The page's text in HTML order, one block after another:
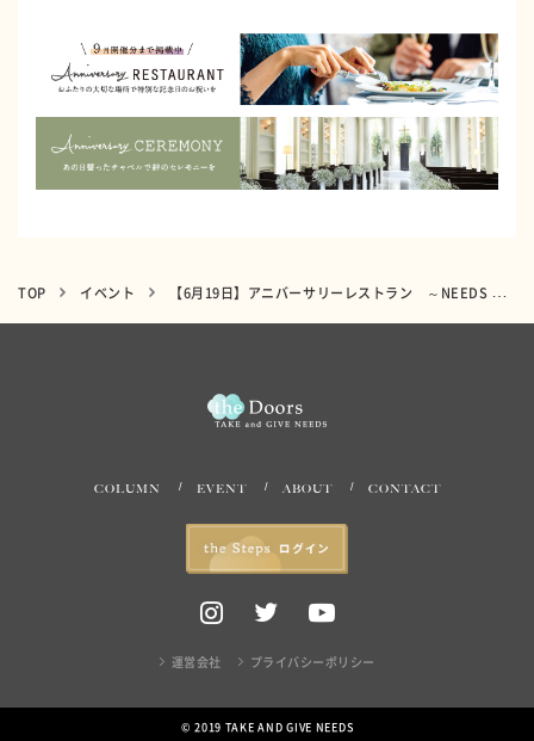
TOP イベント 【6月19日】アニバーサリーレストラン ～NEEDS 青山～
COLUMN EVENT ABOUT CONTACT
運営会社 プライバシーポリシー
© 2019 TAKE AND GIVE NEEDS